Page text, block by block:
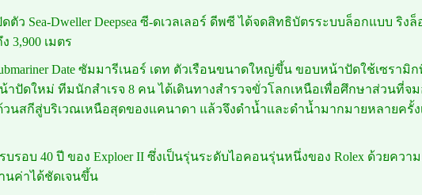
ปิดตัว Sea-Dweller Deepsea ซี-ดเวลเลอร์ ดีพซี ได้จดสิทธิบัตรระบบล็อกแบบ
3,900 เมตร
Date ซัมมารีเนอร์ เดท ตัวเรือนขนาดใหญ่ขึ้น ขอบหน้าปัดใช้เซรา
ปัดใหม่ ทีมนักสำเรจ 8 คน ได้เดินทางสำรวจขั่วโลกเหนือเพื่อศึกษาส่วนที่จ
วนสกีสู่บริเวณเหนือสุดของแคนาดา แล้วจึงดำน้ำและดำน้ำมากมายหลายครั้
รบรอบ 40 ปี ของ Exploer II ซึ่งเป็นรุ่นระดับไอคอนรุ่นหนึ่งของ Rolex ด้วยคว
นค่าได้ชัดเจนขึ้น